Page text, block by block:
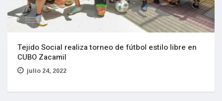
Tejido Social realiza torneo de fútbol estilo libre en
CUBO Zacamil
julio 24, 2022